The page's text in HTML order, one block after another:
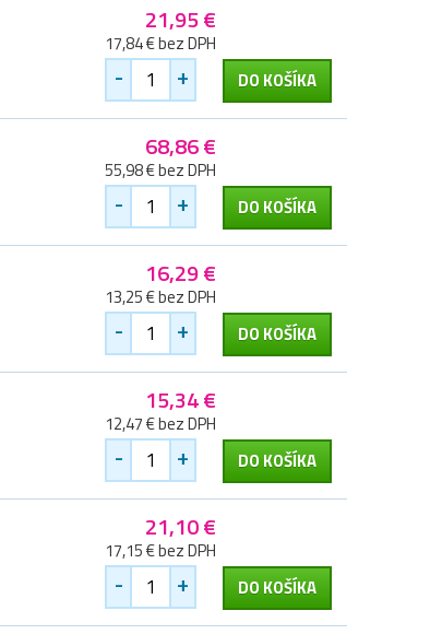
21,95 €
17,84 € bez DPH
- + DO KOŠÍKA
68,86 €
55,98 € bez DPH
- + DO KOŠÍKA
16,29 €
13,25 € bez DPH
- + DO KOŠÍKA
15,34 €
12,47 € bez DPH
- + DO KOŠÍKA
21,10 €
17,15 € bez DPH
- + DO KOŠÍKA